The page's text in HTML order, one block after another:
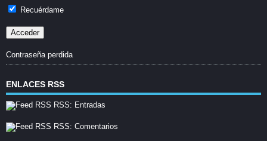
Recuérdame
Contraseña perdida
ENLACES RSS
RSS: Entradas
RSS: Comentarios